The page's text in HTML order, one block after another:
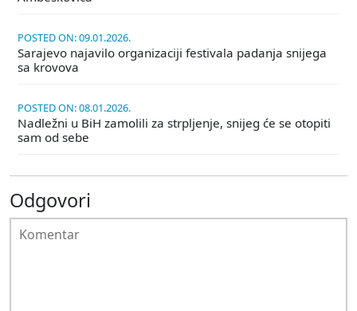
POSTED ON: 09.01.2026.
Sarajevo najavilo organizaciji festivala padanja snijega
sa krovova
POSTED ON: 08.01.2026.
Nadležni u BiH zamolili za strpljenje, snijeg će se otopiti
sam od sebe
Odgovori